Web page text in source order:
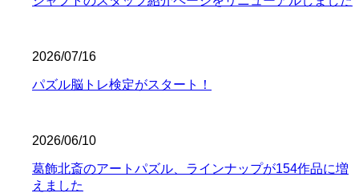
2026/07/16
パズル脳トレ検定がスタート！
2026/06/10
葛飾北斎のアートパズル、ラインナップが154作品に増
えました